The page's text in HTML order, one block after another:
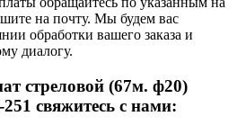
на почту. Мы будем вас
обработки вашего заказа и
диалогу.
стреловой (67м. ф20)
свяжитесь с нами: